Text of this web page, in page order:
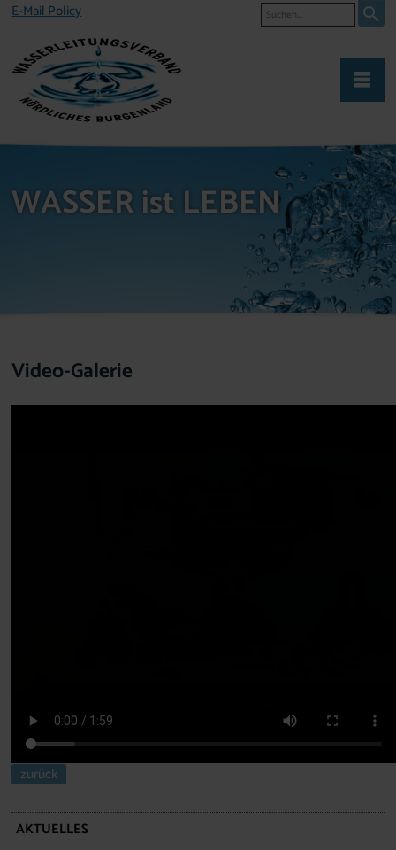
E-Mail Policy Suche
WASSER ist LEBEN
Video-Galerie
ORF - Bericht: "Plattform Wasser Burgenland"
Dauer: ca. 2 Min. | Datum: 14.03.08
zurück
AKTUELLES